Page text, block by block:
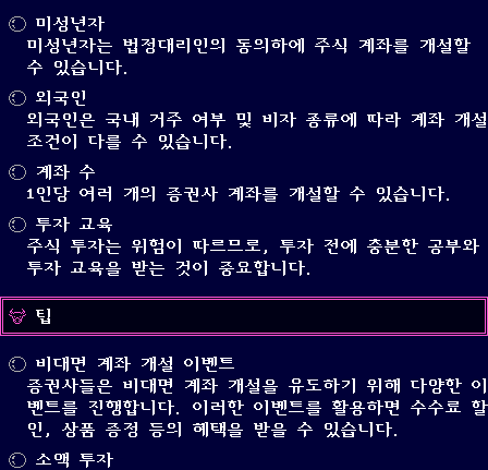
미성년자
미성년자는 법정대리인의 동의하에 주식 계좌를 개설할
수 있습니다.
외국인
외국인은 국내 거주 여부 및 비자 종류에 따라 계좌 개설
조건이 다를 수 있습니다.
계좌 수
1인당 여러 개의 증권사 계좌를 개설할 수 있습니다.
투자 교육
주식 투자는 위험이 따르므로, 투자 전에 충분한 공부와
투자 교육을 받는 것이 중요합니다.
팁
비대면 계좌 개설 이벤트
증권사들은 비대면 계좌 개설을 유도하기 위해 다양한 이
벤트를 진행합니다. 이러한 이벤트를 활용하면 수수료 할
인, 상품 증정 등의 혜택을 받을 수 있습니다.
소액 투자